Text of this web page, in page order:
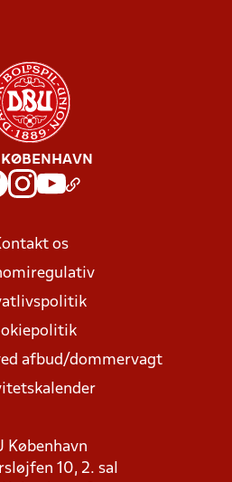
KØBENHAVN
os
afbud/dommervagt
København
10, 2. sal